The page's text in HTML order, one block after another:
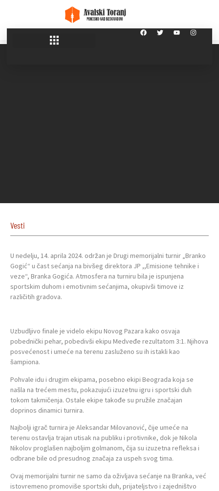
Vesti
U nedelju, 14. aprila 2024. održan je Drugi memorijalni turnir „Branko
Gogić“ u čast sećanja na bivšeg direktora JP ,,Emisione tehnike i
veze“, Branka Gogića. Atmosfera na turniru bila je ispunjena
sportskim duhom i emotivnim sećanjima, okupivši timove iz
različitih gradova.
Uzbudljivo finale je videlo ekipu Novog Pazara kako osvaja
pobednički pehar, pobedivši ekipu Medveđe rezultatom 3:1. Njihova
posvećenost i umeće na terenu zasluženo su ih istakli kao
šampiona.
Pohvale idu i drugim ekipama, posebno ekipi Beograda koja se
našla na trećem mestu, pokazujući izuzetnu igru i sportski duh
tokom takmičenja. Ostale ekipe takođe su pružile značajan
doprinos dinamici turnira.
Najbolji igrač turnira je Aleksandar Milovanović, čije umeće na
terenu ostavlja trajan utisak na publiku i protivnike, dok je Nikola
Nikolov proglašen najboljim golmanom, čija su izuzetna refleksa i
odbrane bile od presudnog značaja za uspeh svog tima.
Ovaj memorijalni turnir ne samo da oživljava sećanje na Branka, već
istovremeno promoviše sportski duh, prijateljstvo i zajedništvo